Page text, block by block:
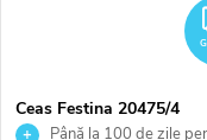
Ceas Festina 20475/4
Până la 100 de zile